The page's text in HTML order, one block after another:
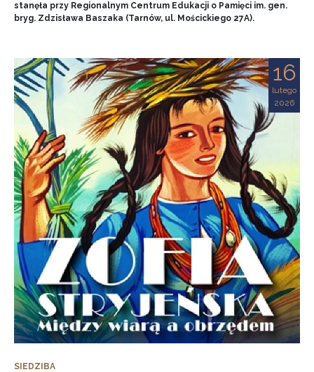
stanęła przy Regionalnym Centrum Edukacji o Pamięci im. gen.
bryg. Zdzisława Baszaka (Tarnów, ul. Mościckiego 27A).
16
lutego
2026
SIEDZIBA